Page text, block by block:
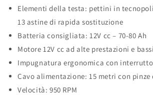
Elementi della testa: pettini in
13 astine di rapida sostituzione
Batteria consigliata: 12V cc – 70-80 Ah
Motore 12V cc ad alte prestazioni e
Impugnatura ergonomica con
Cavo alimentazione: 15 metri con pinze
Velocità: 950 RPM